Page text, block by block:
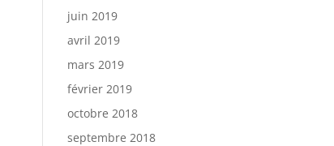
juin 2019
avril 2019
mars 2019
février 2019
octobre 2018
septembre 2018